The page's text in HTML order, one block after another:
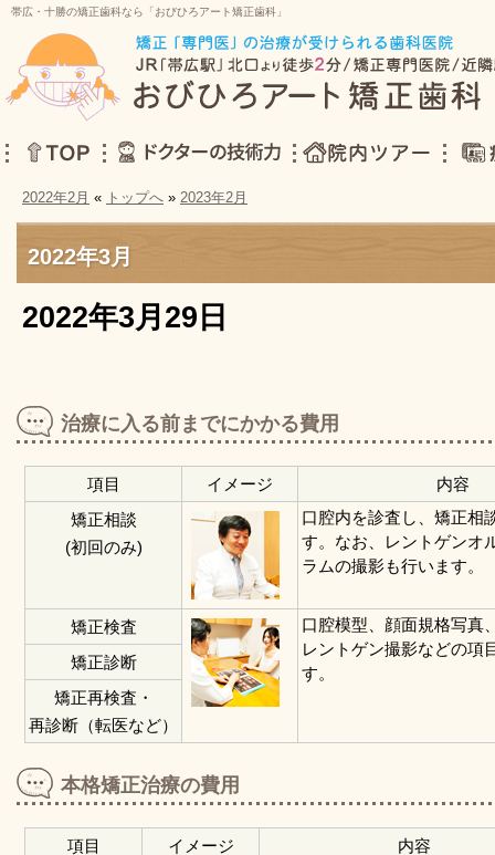
2022年3月
帯広・十勝の矯正歯科なら「おびひろアート矯正歯科」
2022年2月 « トップへ » 2023年2月
2022年3月29日
治療に入る前までにかかる費用
項目 イメージ
内容
矯正相談
(初回のみ)
口腔内を診査し、矯正相
す。なお、レントゲンオ
ラムの撮影も行います。
矯正検査
口腔模型、顔面規格写真
レントゲン撮影などの項
す。
矯正診断
矯正再検査・
再診断（転医など）
本格矯正治療の費用
項目 イメージ
内容